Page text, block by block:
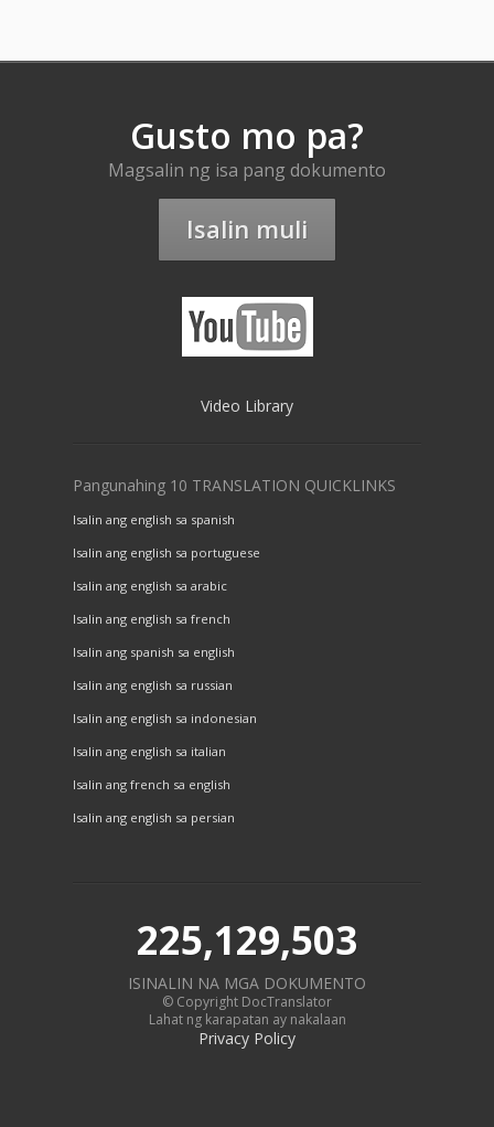
Gusto mo pa?
Magsalin ng isa pang dokumento
Isalin muli
Video Library
Pangunahing 10 TRANSLATION QUICKLINKS
Isalin ang english sa spanish
Isalin ang english sa portuguese
Isalin ang english sa arabic
Isalin ang english sa french
Isalin ang spanish sa english
Isalin ang english sa russian
Isalin ang english sa indonesian
Isalin ang english sa italian
Isalin ang french sa english
Isalin ang english sa persian
225,129,503
ISINALIN NA MGA DOKUMENTO
© Copyright DocTranslator
Lahat ng karapatan ay nakalaan
Privacy Policy